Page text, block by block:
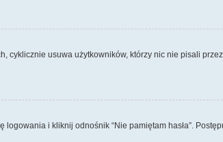
cyklicznie usuwa użytkowników, którzy nic nie pisali przez
i kliknij odnośnik “Nie pamiętam hasła”.